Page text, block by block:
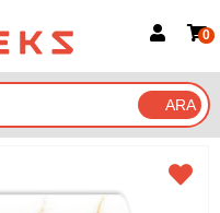
Google İle Bağlan
0